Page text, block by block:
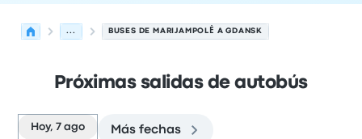
... BUSES DE MARIJAMPOLĖ A GDANSK
Próximas salidas de autobús
Hoy, 7 ago Más fechas